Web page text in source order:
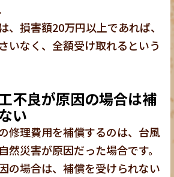
、損害額20万円以上であれば、
いなく、全額受け取れるという
不良が原因の場合は補
い
修理費用を補償するのは、台風
然災害が原因だった場合です。
の場合は、補償を受けられない